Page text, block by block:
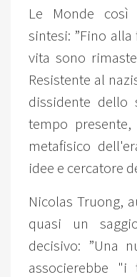
Le Monde
sintesi: ”Fino
vita sono
Resistente al
dissidente dello
tempo
metafisico
idee e cercatore
Nicolas Truong,
quasi un
decisivo: ”Una
associerebbe